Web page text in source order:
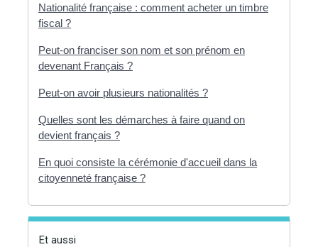
Nationalité française : comment acheter un timbre
fiscal ?
Peut-on franciser son nom et son prénom en
devenant Français ?
Peut-on avoir plusieurs nationalités ?
Quelles sont les démarches à faire quand on
devient français ?
En quoi consiste la cérémonie d'accueil dans la
citoyenneté française ?
Et aussi